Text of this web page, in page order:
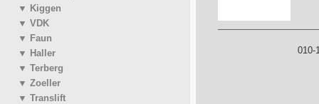
▼ Kiggen
▼ VDK
▼ Faun
▼ Haller
▼ Terberg
▼ Zoeller
▼ Translift
010-